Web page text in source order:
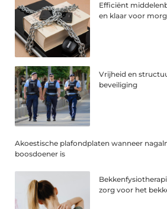
Efficiënt
en klaar voor
Vrijheid en
beveiliging
Akoestische plafondplaten wanneer
boosdoener is
zorg voor het